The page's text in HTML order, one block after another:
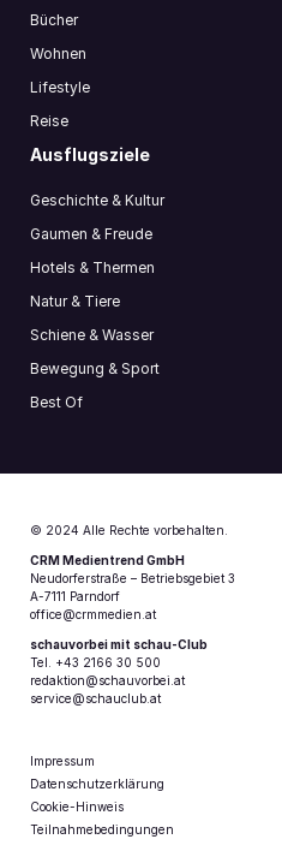
Bücher
Wohnen
Lifestyle
Reise
Ausflugsziele
Geschichte & Kultur
Gaumen & Freude
Hotels & Thermen
Natur & Tiere
Schiene & Wasser
Bewegung & Sport
Best Of
© 2024 Alle Rechte vorbehalten.
CRM Medientrend GmbH
Neudorferstraße – Betriebsgebiet 3
A-7111 Parndorf
office@crmmedien.at
schauvorbei mit schau-Club
Tel. +43 2166 30 500
redaktion@schauvorbei.at
service@schauclub.at
Impressum
Datenschutzerklärung
Cookie-Hinweis
Teilnahmebedingungen